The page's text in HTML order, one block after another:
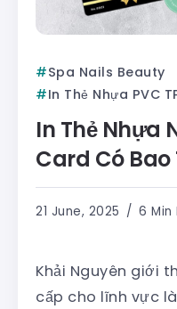
Spa Nails Beauty
In Thẻ Nhựa PVC
In Thẻ Nhựa
Card Có Bao
21 June, 2025 6 Min
Khải Nguyên giới
cấp cho lĩnh vực